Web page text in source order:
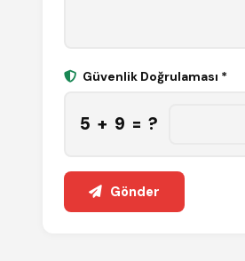
Güvenlik Doğrulaması *
5 + 9 = ?
Gönder